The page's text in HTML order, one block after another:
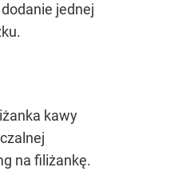
jednej
kawy
na filiżankę.